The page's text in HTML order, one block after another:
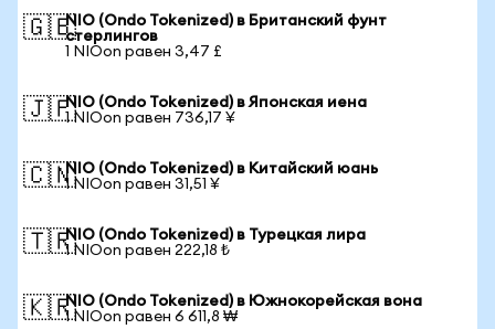
🇬🇧NIO (Ondo Tokenized) в Британский фунт
стерлингов
1 NIOon равен 3,47 £
🇯🇵NIO (Ondo Tokenized) в Японская иена
1 NIOon равен 736,17 ¥
🇨🇳NIO (Ondo Tokenized) в Китайский юань
1 NIOon равен 31,51 ¥
🇹🇷NIO (Ondo Tokenized) в Турецкая лира
1 NIOon равен 222,18 ₺
🇰🇷NIO (Ondo Tokenized) в Южнокорейская вона
1 NIOon равен 6 611,8 ₩